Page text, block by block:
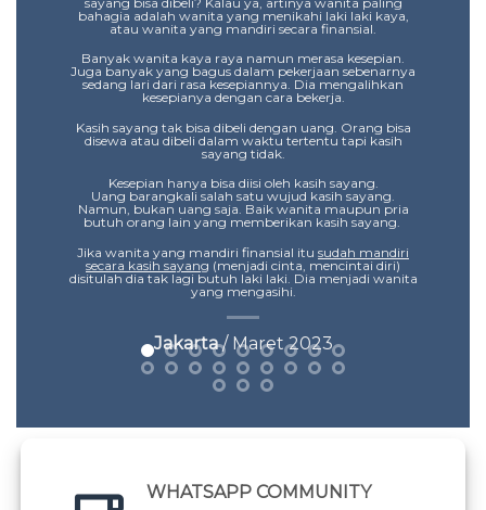
bahagia adalah wanita yang menikahi laki laki kaya,
atau wanita yang mandiri secara finansial.
Banyak wanita kaya raya namun merasa kesepian.
Juga banyak yang bagus dalam pekerjaan sebenarnya
sedang lari dari rasa kesepiannya. Dia mengalihkan
kesepianya dengan cara bekerja.
Kasih sayang tak bisa dibeli dengan uang. Orang bisa
disewa atau dibeli dalam waktu tertentu tapi kasih
sayang tidak.
Kesepian hanya bisa diisi oleh kasih sayang.
Uang barangkali salah satu wujud kasih sayang.
Namun, bukan uang saja. Baik wanita maupun pria
butuh orang lain yang memberikan kasih sayang.
Jika wanita yang mandiri finansial itusudah mandiri
secara kasih sayang (menjadi cinta, mencintai diri)
disitulah dia tak lagi butuh laki laki. Dia menjadi wanita
yang mengasihi.
Jakarta/ Maret 2023
WHATSAPP COMMUNITY